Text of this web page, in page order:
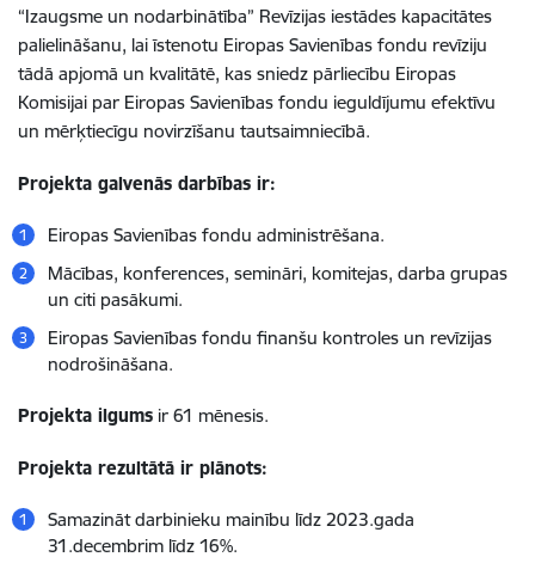
“Izaugsme un nodarbinātība” Revīzijas iestādes kapacitātes
palielināšanu, lai īstenotu Eiropas Savienības fondu revīziju
tādā apjomā un kvalitātē, kas sniedz pārliecību Eiropas
Komisijai par Eiropas Savienības fondu ieguldījumu efektīvu
un mērķtiecīgu novirzīšanu tautsaimniecībā.
Projekta galvenās darbības ir:
Eiropas Savienības fondu administrēšana.
Mācības, konferences, semināri, komitejas, darba grupas
un citi pasākumi.
Eiropas Savienības fondu finanšu kontroles un revīzijas
nodrošināšana.
Projekta ilgums ir 61 mēnesis.
Projekta rezultātā ir plānots:
Samazināt darbinieku mainību līdz 2023.gada
31.decembrim līdz 16%.